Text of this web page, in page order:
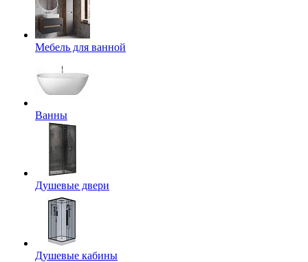
Мебель для ванной
Ванны
Душевые двери
Душевые кабины